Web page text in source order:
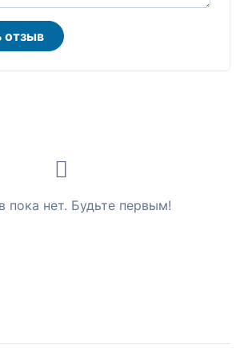
Отправить отзыв
пока нет. Будьте первым!